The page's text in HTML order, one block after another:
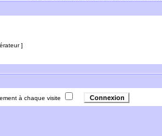
]
à chaque visite